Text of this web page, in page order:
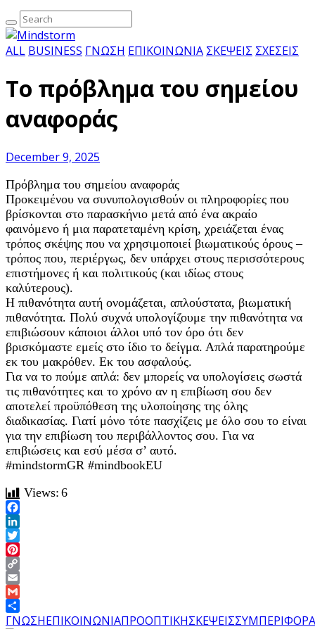
ALL BUSINESS ΓΝΩΣΗ ΕΠΙΚΟΙΝΩΝΙΑ ΣΚΕΨΕΙΣ ΣΧΕΣΕΙΣ
Το πρόβλημα του σημείου
αναφοράς
December 9, 2025
Πρόβλημα του σημείου αναφοράς
Προκειμένου να συνυπολογισθούν οι πληροφορίες που
βρίσκονται στο παρασκήνιο μετά από ένα ακραίο
φαινόμενο ή μια παρατεταμένη κρίση, χρειάζεται ένας
τρόπος σκέψης που να χρησιμοποιεί βιωματικούς όρους –
τρόπος που, περιέργως, δεν υπάρχει στους περισσότερους
επιστήμονες ή και πολιτικούς (και ιδίως στους
καλύτερους).
Η πιθανότητα αυτή ονομάζεται, απλούστατα, βιωματική
πιθανότητα. Πολύ συχνά υπολογίζουμε την πιθανότητα να
επιβιώσουν κάποιοι άλλοι υπό τον όρο ότι δεν
βρισκόμαστε εμείς στο ίδιο το δείγμα. Απλά παρατηρούμε
εκ του μακρόθεν. Εκ του ασφαλούς.
Για να το πούμε απλά: δεν μπορείς να υπολογίσεις σωστά
τις πιθανότητες και το χρόνο αν η επιβίωση σου δεν
αποτελεί προϋπόθεση της υλοποίησης της όλης
διαδικασίας. Γιατί μόνο τότε πασχίζεις με όλο σου το είναι
για την επιβίωση του περιβάλλοντος σου. Για να
επιβιώσεις και εσύ μέσα σ’ αυτό.
#mindstormGR #mindbookEU
Views: 6
Facebook
LinkedIn
Twitter
Pinterest
Copy
Link
Email
Gmail
Share
ΓΝΩΣΗΕΠΙΚΟΙΝΩΝΙΑΠΡΟΟΠΤΙΚΗΣΚΕΨΕΙΣΣΥΜΠΕΡΙΦΟΡΑ